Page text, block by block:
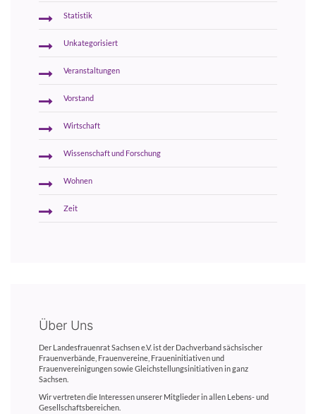
Statistik
Unkategorisiert
Veranstaltungen
Vorstand
Wirtschaft
Wissenschaft und Forschung
Wohnen
Zeit
Über Uns
Der Landesfrauenrat Sachsen e.V. ist der Dachverband sächsischer
Frauenverbände, Frauenvereine, Fraueninitiativen und
Frauenvereinigungen sowie Gleichstellungsinitiativen in ganz
Sachsen.
Wir vertreten die Interessen unserer Mitglieder in allen Lebens- und
Gesellschaftsbereichen.